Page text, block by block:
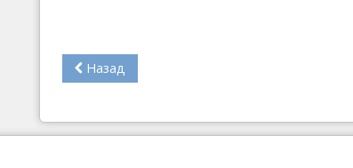
Назад